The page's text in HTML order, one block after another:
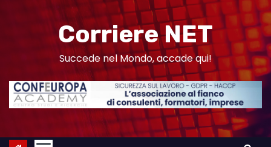
Corriere NET
Succede nel Mondo, accade qui!